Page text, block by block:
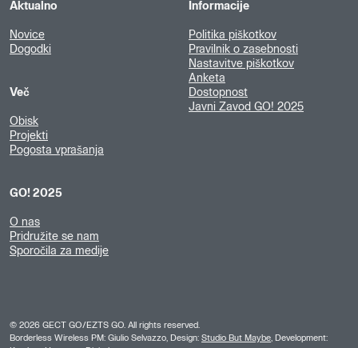
Aktualno
Novice
Dogodki
Več
Obisk
Projekti
Pogosta vprašanja
GO! 2025
O nas
Pridružite se nam
Sporočila za medije
Informacije
Politika piškotkov
Pravilnik o zasebnosti
Nastavitve piškotkov
Anketa
Dostopnost
Javni Zavod GO! 2025
© 2026 GECT GO/EZTS GO. All rights reserved.
Borderless Wireless PM: Giulio Selvazzo, Design: Studio But Maybe , Development: